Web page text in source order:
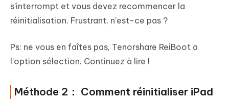
s'interrompt et vous devez recommencer la
réinitialisation. Frustrant, n'est-ce pas ?
Ps: ne vous en faîtes pas, Tenorshare ReiBoot a
l'option sélection. Continuez à lire !
Méthode 2： Comment réinitialiser iPad